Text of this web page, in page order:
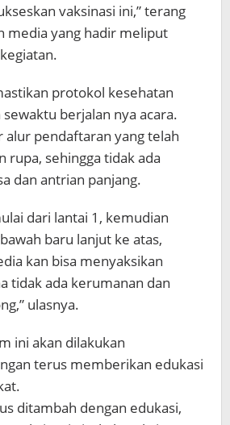
vaksinasi ini,” terang
media yang hadir meliput
protokol kesehatan
berjalan nya acara.
alur pendaftaran yang telah
rupa, sehingga tidak ada
dan antrian panjang.
dari lantai 1, kemudian
baru lanjut ke atas,
kan bisa menyaksikan
tidak ada kerumanan dan
ulasnya.
ini akan dilakukan
terus memberikan edukasi
ditambah dengan edukasi,